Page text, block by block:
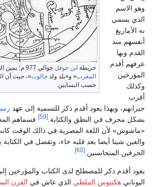
خريطةابن حوقلحوالي 977 م؛ يمين الصورة: «
بلد
المغرب» و«بلد ولد جالوت»، حيث أن البربر تقليديا من ذريته
حسب النسابين.
أقدم ذكر للتسمية إلى عهدرمسيس الثالث لكن
والكتابة.
فسماهم المصريين القدماء
المصرية في ذالك الوقت كانت تقلب الزاي شينا،
بعد قلبه خاء، وتفصل في الكتابة بواو فارقة بين
لدى الكتاب والمؤرخين إلى أعمال المؤرخ
الملطيالذي عاش فيالقرن السادس قبل الميلاد ،